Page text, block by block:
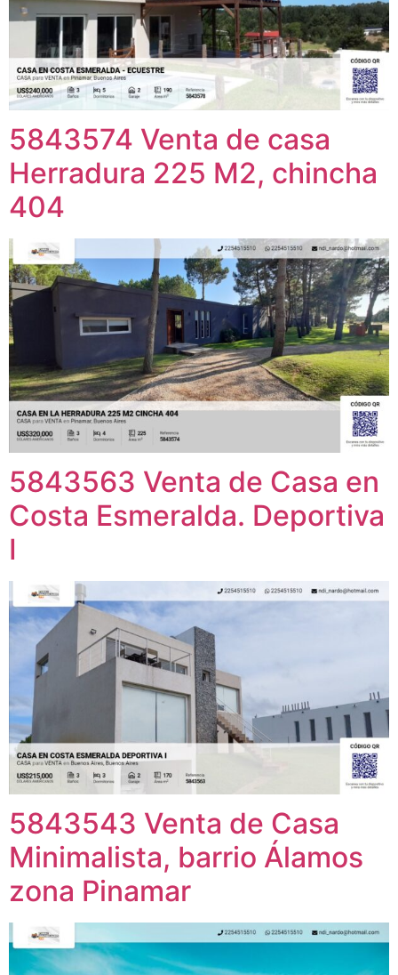
5843574 Venta de casa
Herradura 225 M2, chincha
404
5843563 Venta de Casa en
Costa Esmeralda. Deportiva
I
5843543 Venta de Casa
Minimalista, barrio Álamos
zona Pinamar